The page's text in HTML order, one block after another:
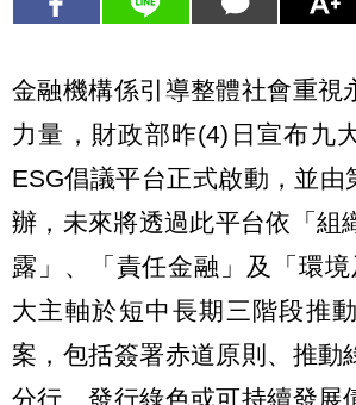
金融機構係引導整體社會重視
力量，財政部昨(4)日宣布九
ESG倡議平台正式啟動，並由
辦，未來將透過此平台依「組
露」、「責任金融」及「環
大主軸於短中長期三階段推
案，包括簽署赤道原則、推動
分行、發行綠色或可持續發展